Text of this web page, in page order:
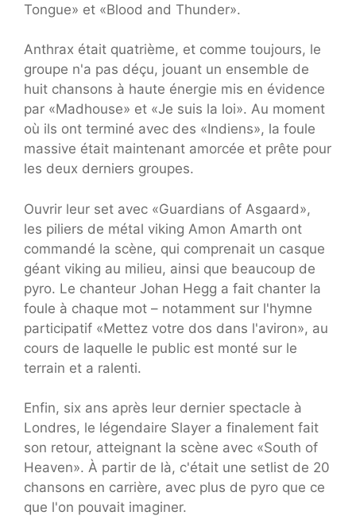
Tongue» et «Blood and Thunder».
Anthrax était quatrième, et comme toujours, le
groupe n'a pas déçu, jouant un ensemble de
huit chansons à haute énergie mis en évidence
par «Madhouse» et «Je suis la loi». Au moment
où ils ont terminé avec des «Indiens», la foule
massive était maintenant amorcée et prête pour
les deux derniers groupes.
Ouvrir leur set avec «Guardians of Asgaard»,
les piliers de métal viking Amon Amarth ont
commandé la scène, qui comprenait un casque
géant viking au milieu, ainsi que beaucoup de
pyro. Le chanteur Johan Hegg a fait chanter la
foule à chaque mot – notamment sur l'hymne
participatif «Mettez votre dos dans l'aviron», au
cours de laquelle le public est monté sur le
terrain et a ralenti.
Enfin, six ans après leur dernier spectacle à
Londres, le légendaire Slayer a finalement fait
son retour, atteignant la scène avec «South of
Heaven». À partir de là, c'était une setlist de 20
chansons en carrière, avec plus de pyro que ce
que l'on pouvait imaginer.